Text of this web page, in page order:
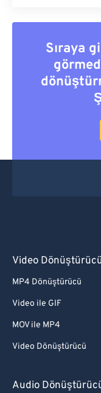
Sıraya
Video
MP4 Dönüştürücü
Video ile GIF
MOV ile MP4
Video Dönüştürücü
Audio